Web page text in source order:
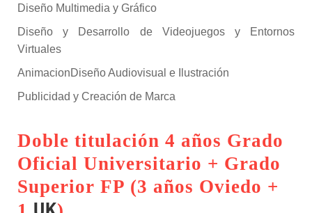
Diseño Multimedia y Gráfico
Diseño y Desarrollo de Videojuegos y Entornos
Virtuales
AnimacionDiseño Audiovisual e Ilustración
Publicidad y Creación de Marca
Doble titulación 4 años Grado
Oficial Universitario + Grado
Superior FP (3 años Oviedo +